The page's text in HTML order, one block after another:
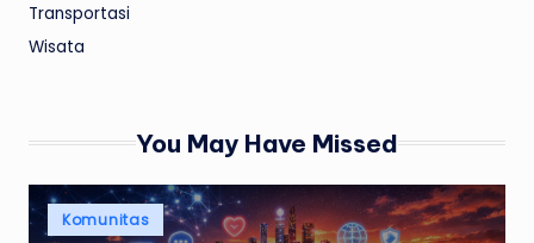
Transportasi
Wisata
You May Have Missed
Posted
inKomunitas